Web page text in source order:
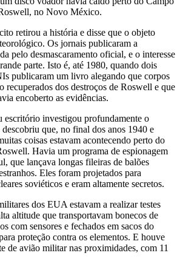
no Novo México.
retirou a história e disse que o objeto
Os jornais publicaram a
pelo desmascaramento oficial, e o interesse
parte. Isto é, até 1980, quando dois
publicaram um livro alegando que corpos
recuperados dos destroços de Roswell e que
encoberto as evidências.
investigou profundamente o
que, no final dos anos 1940 e
coisas estavam acontecendo perto do
Havia um programa de espionagem
que lançava longas fileiras de balões
Eles foram projetados para
soviéticos e eram altamente secretos.
dos EUA estavam a realizar testes
altitude que transportavam bonecos de
com sensores e fechados em sacos do
proteção contra os elementos. E houve
de avião militar nas proximidades, com 11